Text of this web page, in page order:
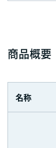
商品概要
名称